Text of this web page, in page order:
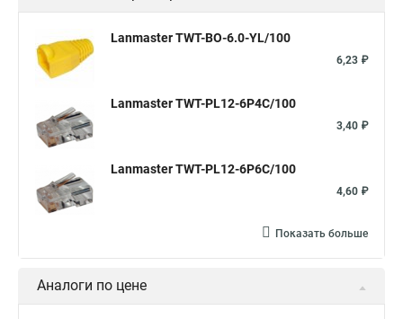
Lanmaster TWT-BO-6.0-YL/100
6,23 ₽
Lanmaster TWT-PL12-6P4C/100
3,40 ₽
Lanmaster TWT-PL12-6P6C/100
4,60 ₽
Показать больше
Аналоги по цене